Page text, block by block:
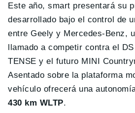
Este año, smart presentará su
desarrollado bajo el control de
entre Geely y Mercedes-Benz,
llamado a competir contra el
TENSE y el futuro MINI
Asentado sobre la plataforma
vehículo ofrecerá una
430 km WLTP.